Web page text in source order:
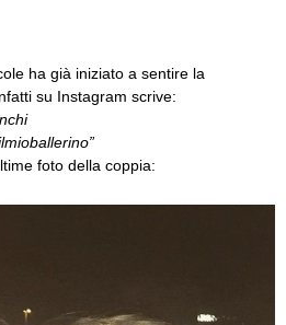
ha già iniziato a sentire la
su Instagram scrive:
foto della coppia: